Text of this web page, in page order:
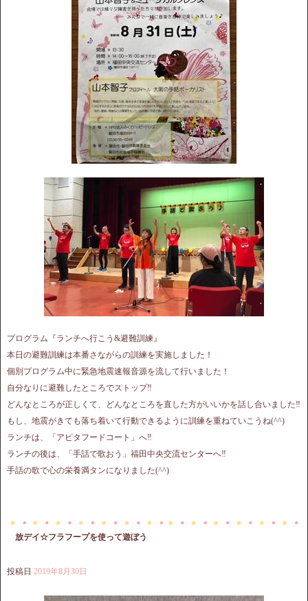
プログラム『ランチへ行こう&避難訓練』
本日の避難訓練は本番さながらの訓練を実施しました！
個別プログラム中に緊急地震速報音源を流して行いました！
自分なりに避難したところでストップ‼︎
どんなところが正しくて、どんなところを直した方がいいかを話し合いました‼︎
もし、地震がきても落ち着いて行動できるように訓練を重ねていこうね(^^)
ランチは、「アピタフードコート」へ‼︎
ランチの後は、「手話で歌おう」福田中央交流センターへ‼︎
手話の歌で心の栄養満タンになりました(^^)
放デイ☆フラフープを使って遊ぼう
投稿日 2019年8月30日